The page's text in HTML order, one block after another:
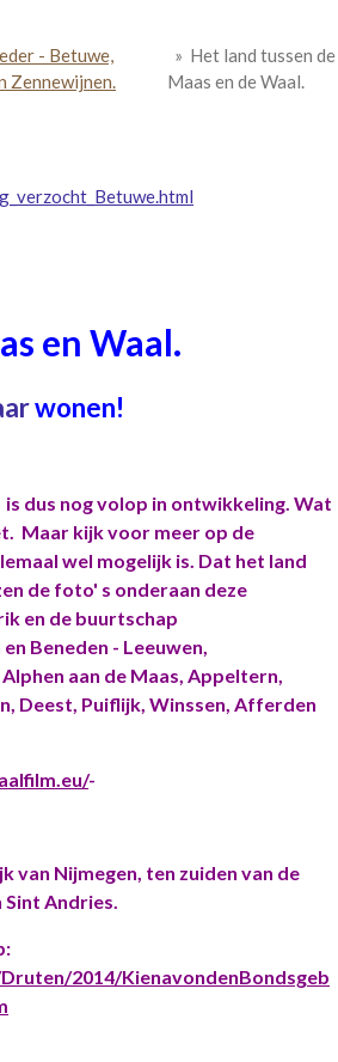
- Betuwe,
Zennewijnen.
» Het land tussen de
Maas en de Waal.
en Waal.
wonen!
is dus nog volop in ontwikkeling. Wat
Maar kijk voor meer op de
wel mogelijk is. Dat het land
de foto' s onderaan deze
en de buurtschap
Beneden - Leeuwen,
aan de Maas, Appeltern,
Deest, Puiflijk, Winssen, Afferden
-
van Nijmegen, ten zuiden van de
Andries.
2014/KienavondenBondsgeb